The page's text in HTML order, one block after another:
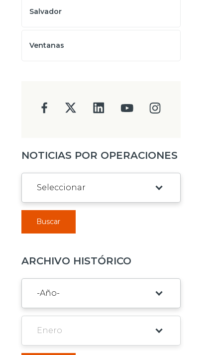
Salvador
Ventanas
NOTICIAS POR OPERACIONES
Buscar
ARCHIVO HISTÓRICO